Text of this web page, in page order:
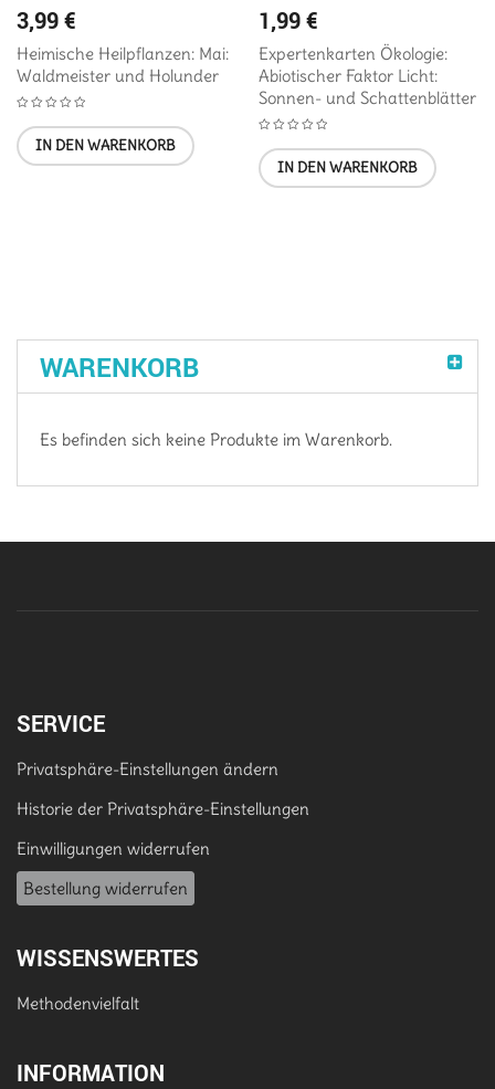
3,99€
Heimische Heilpflanzen: Mai:
Waldmeister und Holunder
IN DEN WARENKORB
1,99€
Expertenkarten Ökologie:
Abiotischer Faktor Licht:
Sonnen- und Schattenblätter
IN DEN WARENKORB
WARENKORB
Es befinden sich keine Produkte im Warenkorb.
SERVICE
Privatsphäre-Einstellungen ändern
Historie der Privatsphäre-Einstellungen
Einwilligungen widerrufen
Bestellung widerrufen
WISSENSWERTES
Methodenvielfalt
INFORMATION